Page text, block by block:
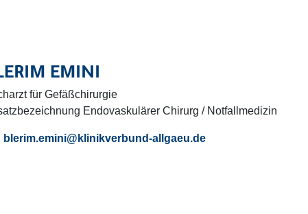
EMINI
für Gefäßchirurgie
Endovaskulärer Chirurg / Notfallmedizin
blerim.emini@klinikverbund-allgaeu.de